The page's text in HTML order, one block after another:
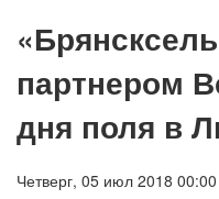
партнером
дня поля в
Четверг, 05 июл 2018 00:00